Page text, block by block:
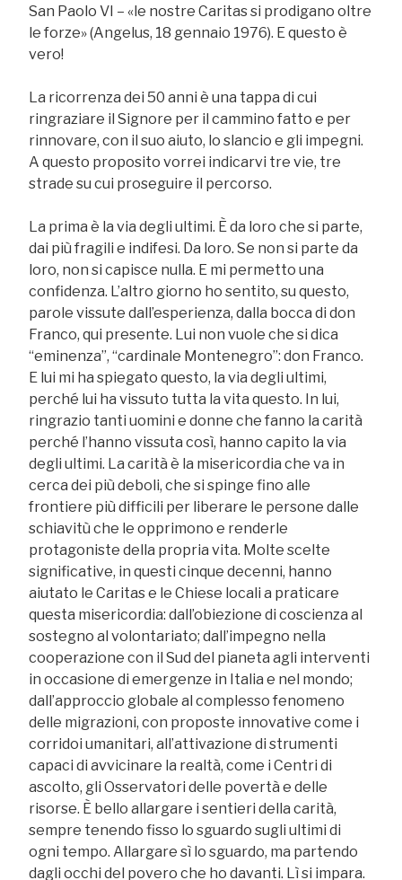
San Paolo VI – «le nostre Caritas si prodigano oltre
le forze» (Angelus, 18 gennaio 1976). E questo è
vero!
La ricorrenza dei 50 anni è una tappa di cui
ringraziare il Signore per il cammino fatto e per
rinnovare, con il suo aiuto, lo slancio e gli impegni.
A questo proposito vorrei indicarvi tre vie, tre
strade su cui proseguire il percorso.
La prima è la via degli ultimi. È da loro che si parte,
dai più fragili e indifesi. Da loro. Se non si parte da
loro, non si capisce nulla. E mi permetto una
confidenza. L’altro giorno ho sentito, su questo,
parole vissute dall’esperienza, dalla bocca di don
Franco, qui presente. Lui non vuole che si dica
“eminenza”, “cardinale Montenegro”: don Franco.
E lui mi ha spiegato questo, la via degli ultimi,
perché lui ha vissuto tutta la vita questo. In lui,
ringrazio tanti uomini e donne che fanno la carità
perché l’hanno vissuta così, hanno capito la via
degli ultimi. La carità è la misericordia che va in
cerca dei più deboli, che si spinge fino alle
frontiere più difficili per liberare le persone dalle
schiavitù che le opprimono e renderle
protagoniste della propria vita. Molte scelte
significative, in questi cinque decenni, hanno
aiutato le Caritas e le Chiese locali a praticare
questa misericordia: dall’obiezione di coscienza al
sostegno al volontariato; dall’impegno nella
cooperazione con il Sud del pianeta agli interventi
in occasione di emergenze in Italia e nel mondo;
dall’approccio globale al complesso fenomeno
delle migrazioni, con proposte innovative come i
corridoi umanitari, all’attivazione di strumenti
capaci di avvicinare la realtà, come i Centri di
ascolto, gli Osservatori delle povertà e delle
risorse. È bello allargare i sentieri della carità,
sempre tenendo fisso lo sguardo sugli ultimi di
ogni tempo. Allargare sì lo sguardo, ma partendo
dagli occhi del povero che ho davanti. Lì si impara.